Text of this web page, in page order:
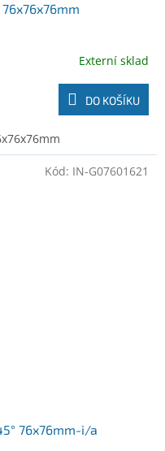
76x76x76mm
Externí sklad
DO KOŠÍKU
76x76mm-i/a
Kód: IN-G07601621